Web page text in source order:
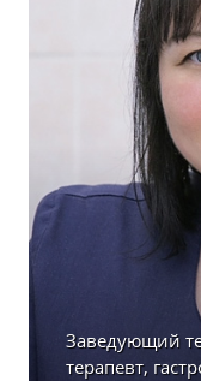
Заведующий
терапевт,